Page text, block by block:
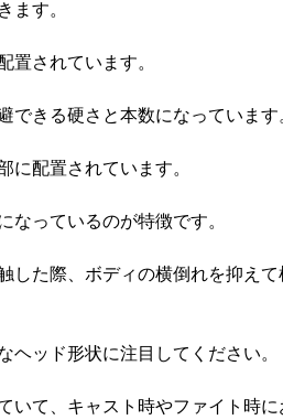
ます。
置されています。
きる硬さと本数になっています
配置されています。
っているのが特徴です。
した際、ボディの横倒れを抑えて
ッド形状に注目してください。
いて、キャスト時やファイト時